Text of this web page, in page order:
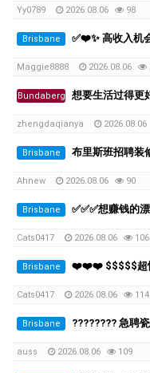
Yy0789 2026.08.06 98
Brisbane ✅❤️✨ 高收入机会！每日收入
Maggie8888 2026.08.06
Bundaberg 想要生活过得更
zhengdaqianya 2026.08.06
Brisbane 布里斯班招聘装
Ahnew 2026.08.06 90
Brisbane ✅✅✅想赚钱的
Cats0417 2026.08.06 106
Brisbane ❤️❤️❤️ $$$$$超
Cats0417 2026.08.06 114
Brisbane ???????? 急聘瓷
auss 2026.08.06 109